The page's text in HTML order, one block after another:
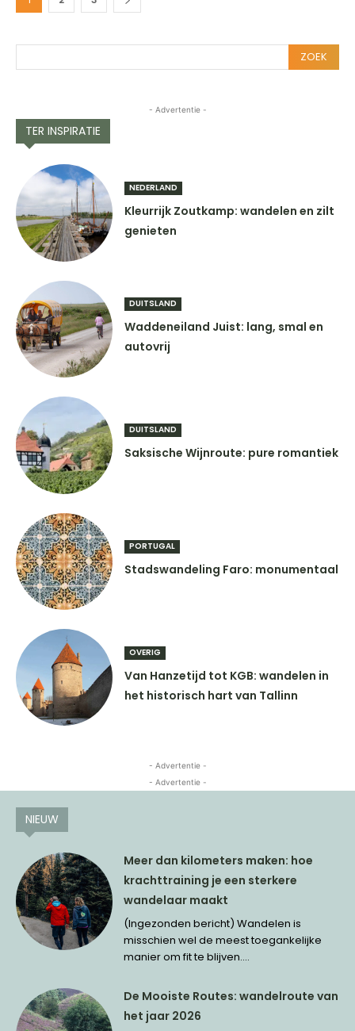
ZOEK
- Advertentie -
TER INSPIRATIE
NEDERLAND
Kleurrijk Zoutkamp: wandelen en zilt
genieten
DUITSLAND
Waddeneiland Juist: lang, smal en
autovrij
DUITSLAND
Saksische Wijnroute: pure romantiek
PORTUGAL
Stadswandeling Faro: monumentaal
OVERIG
Van Hanzetijd tot KGB: wandelen in
het historisch hart van Tallinn
- Advertentie -
- Advertentie -
NIEUW
Meer dan kilometers maken: hoe
krachttraining je een sterkere
wandelaar maakt
(Ingezonden bericht) Wandelen is
misschien wel de meest toegankelijke
manier om fit te blijven....
De Mooiste Routes: wandelroute van
het jaar 2026